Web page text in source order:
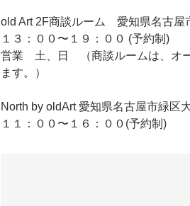
old Art 2F商談ルーム 愛知県名古屋
１３：００〜１９：００ (予約制)
営業 土、日 （商談ルームは、オー
ます。）
North by oldArt 愛知県名古屋市緑
１１：００〜１６：００(予約制)